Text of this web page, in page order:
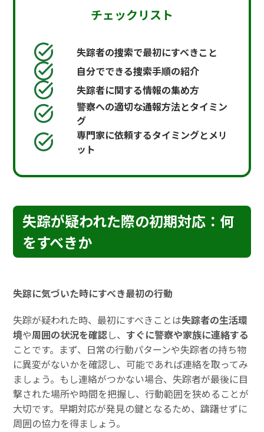
チェックリスト
失踪者の捜索で最初にすべきこと
自分でできる捜索手順の紹介
失踪者に関する情報の集め方
警察への適切な通報方法とタイミン
グ
専門家に依頼するタイミングとメリ
ット
失踪が疑われた際の初期対応：何
をすべきか
失踪に気づいた時にすべき最初の行動
失踪が疑われた時、最初にすべきことは失踪者の生活環
境や周囲の状況を確認し、 すぐに警察や家族に連絡する
ことです。まず、日常の行動パターンや失踪者の持ち物
に異変がないかを確認し、可能であれば連絡を取ってみ
ましょう。もし連絡がつかない場合、失踪者が最後に目
撃された場所や時間を把握し、行動範囲を狭めることが
大切です。早期対応が発見の鍵となるため、躊躇せずに
周囲の協力を得ましょう。